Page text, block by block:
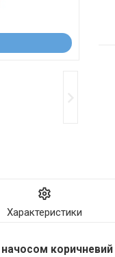
Характеристики
начосом коричневий